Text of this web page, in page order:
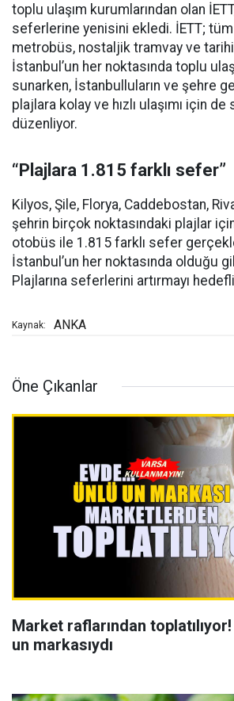
toplu ulaşım kurumlarından olan
seferlerine yenisini ekledi. İETT;
metrobüs, nostaljik tramvay ve
İstanbul’un her noktasında toplu
sunarken, İstanbulluların ve şehre
plajlara kolay ve hızlı ulaşımı için
düzenliyor.
“Plajlara 1.815 farklı sefer”
Kilyos, Şile, Florya, Caddebostan,
şehrin birçok noktasındaki plajlar
otobüs ile 1.815 farklı sefer
İstanbul’un her noktasında olduğu
Plajlarına seferlerini artırmayı
Kaynak: ANKA
Öne Çıkanlar
Market raflarından
un markasıydı